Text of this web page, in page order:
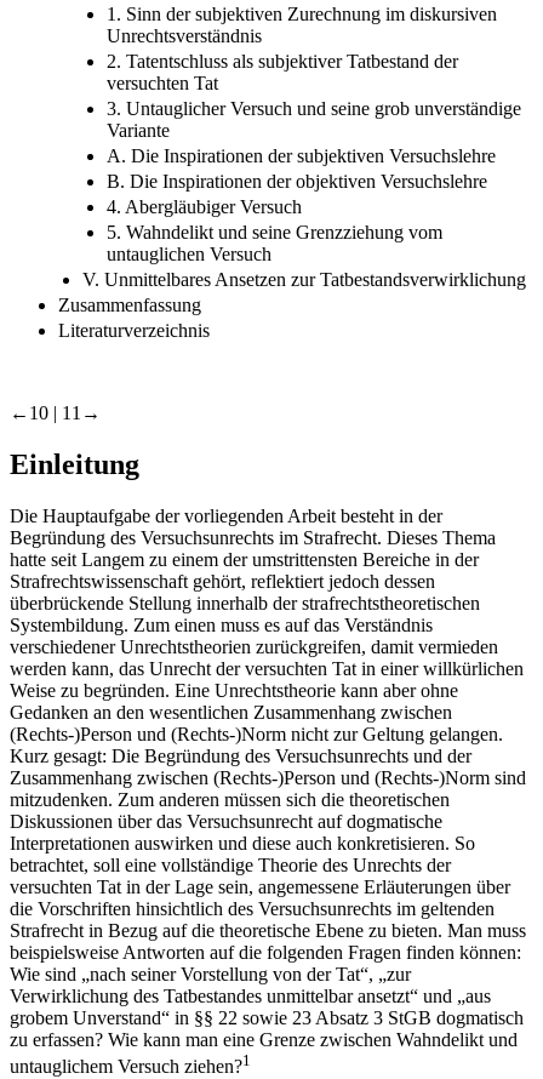
1. Sinn der subjektiven Zurechnung im diskursiven
Unrechtsverständnis
2. Tatentschluss als subjektiver Tatbestand der
versuchten Tat
3. Untauglicher Versuch und seine grob unverständige
Variante
A. Die Inspirationen der subjektiven Versuchslehre
B. Die Inspirationen der objektiven Versuchslehre
4. Abergläubiger Versuch
5. Wahndelikt und seine Grenzziehung vom
untauglichen Versuch
V. Unmittelbares Ansetzen zur Tatbestandsverwirklichung
Zusammenfassung
Literaturverzeichnis
←10 | 11→
Einleitung
Die Hauptaufgabe der vorliegenden Arbeit besteht in der
Begründung des Versuchsunrechts im Strafrecht. Dieses Thema
hatte seit Langem zu einem der umstrittensten Bereiche in der
Strafrechtswissenschaft gehört, reflektiert jedoch dessen
überbrückende Stellung innerhalb der strafrechtstheoretischen
Systembildung. Zum einen muss es auf das Verständnis
verschiedener Unrechtstheorien zurückgreifen, damit vermieden
werden kann, das Unrecht der versuchten Tat in einer willkürlichen
Weise zu begründen. Eine Unrechtstheorie kann aber ohne
Gedanken an den wesentlichen Zusammenhang zwischen
(Rechts-)Person und (Rechts-)Norm nicht zur Geltung gelangen.
Kurz gesagt: Die Begründung des Versuchsunrechts und der
Zusammenhang zwischen (Rechts-)Person und (Rechts-)Norm sind
mitzudenken. Zum anderen müssen sich die theoretischen
Diskussionen über das Versuchsunrecht auf dogmatische
Interpretationen auswirken und diese auch konkretisieren. So
betrachtet, soll eine vollständige Theorie des Unrechts der
versuchten Tat in der Lage sein, angemessene Erläuterungen über
die Vorschriften hinsichtlich des Versuchsunrechts im geltenden
Strafrecht in Bezug auf die theoretische Ebene zu bieten. Man muss
beispielsweise Antworten auf die folgenden Fragen finden können:
Wie sind „nach seiner Vorstellung von der Tat“, „zur
Verwirklichung des Tatbestandes unmittelbar ansetzt“ und „aus
grobem Unverstand“ in §§ 22 sowie 23 Absatz 3 StGB dogmatisch
zu erfassen? Wie kann man eine Grenze zwischen Wahndelikt und
untauglichem Versuch ziehen?1